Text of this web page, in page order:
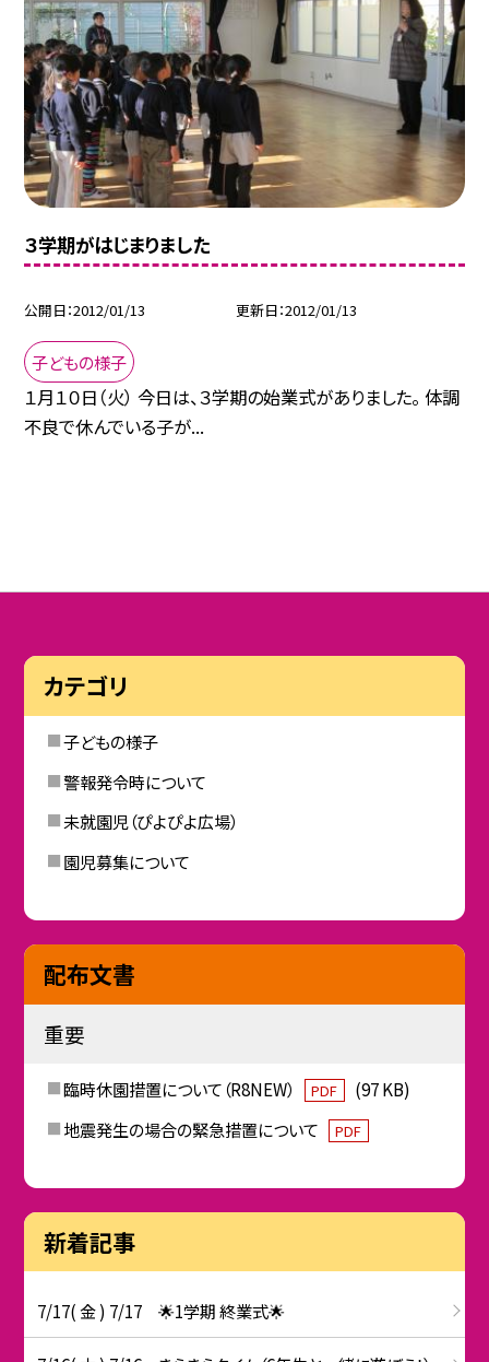
３学期がはじまりました
公開日 2012/01/13 更新日 2012/01/13
子どもの様子
１月１０日（火） 今日は、３学期の始業式がありました。 体調
不良で休んでいる子が...
カテゴリ
子どもの様子
警報発令時について
未就園児（ぴよぴよ広場）
園児募集について
配布文書
重要
臨時休園措置について（R8NEW） PDF
(97 KB)
地震発生の場合の緊急措置について
PDF
新着記事
7/17( 金 ) 7/17 🌟1学期 終業式🌟